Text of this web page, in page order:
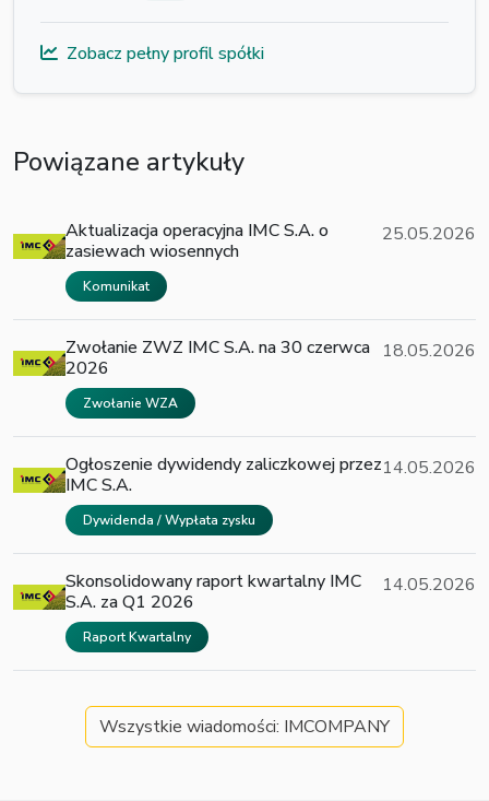
Zobacz pełny profil spółki
Powiązane artykuły
Aktualizacja operacyjna IMC S.A. o
zasiewach wiosennych
Komunikat
25.05.2026
Zwołanie ZWZ IMC S.A. na 30 czerwca
2026
Zwołanie WZA
18.05.2026
Ogłoszenie dywidendy zaliczkowej przez
IMC S.A.
Dywidenda / Wypłata zysku
14.05.2026
Skonsolidowany raport kwartalny IMC
S.A. za Q1 2026
Raport Kwartalny
14.05.2026
Wszystkie wiadomości: IMCOMPANY